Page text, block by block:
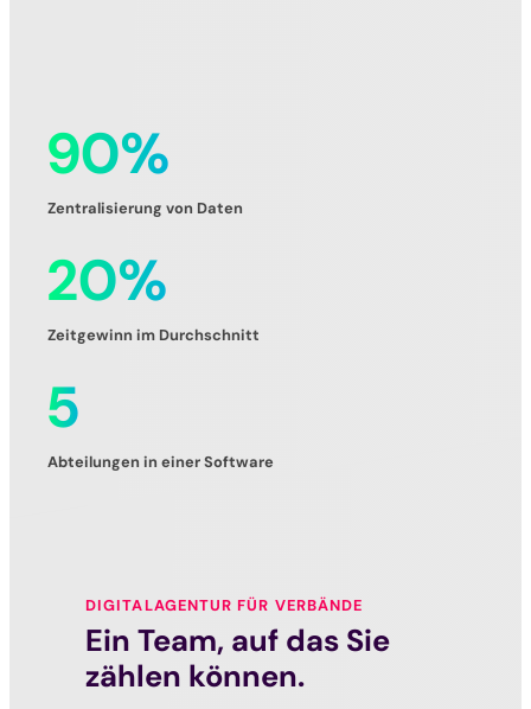
90%
Zentralisierung von Daten
20%
Zeitgewinn im Durchschnitt
5
Abteilungen in einer Software
DIGITALAGENTUR FÜR VERBÄNDE
Ein Team, auf das Sie
zählen können.